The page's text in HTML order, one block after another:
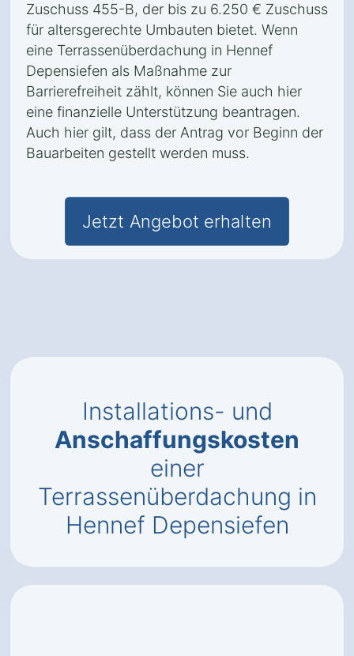
Zuschuss 455-B, der bis zu 6.250 € Zuschuss
für altersgerechte Umbauten bietet. Wenn
eine Terrassenüberdachung in Hennef
Depensiefen als Maßnahme zur
Barrierefreiheit zählt, können Sie auch hier
eine finanzielle Unterstützung beantragen.
Auch hier gilt, dass der Antrag vor Beginn der
Bauarbeiten gestellt werden muss.
Jetzt Angebot erhalten
Installations- und
Anschaffungskosten
einer
Terrassenüberdachung in
Hennef Depensiefen